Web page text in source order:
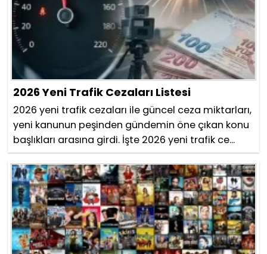
2026 Yeni Trafik Cezaları Listesi
2026 yeni trafik cezaları ile güncel ceza miktarları,
yeni kanunun peşinden gündemin öne çıkan konu
başlıkları arasına girdi. İşte 2026 yeni trafik ce...